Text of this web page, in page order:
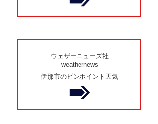
ウェザーニューズ社
weathernews
伊那市のピンポイント天気